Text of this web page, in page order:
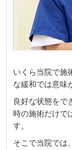
いくら当院で施
な緩和では意味
良好な状態をで
時の施術だけで
す。
そこで当院では